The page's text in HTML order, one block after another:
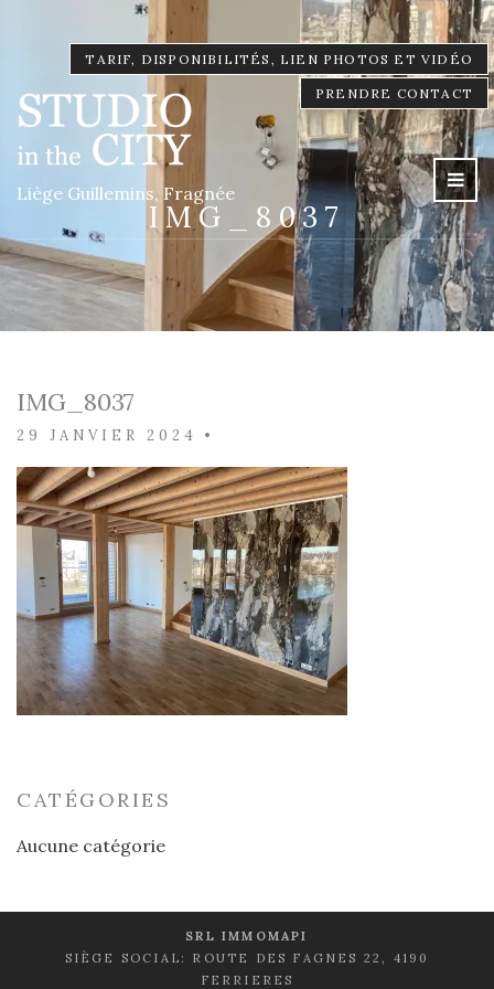
TARIF, DISPONIBILITÉS, LIEN PHOTOS ET VIDÉO
PRENDRE CONTACT
Liège Guillemins, Fragnée
IMG_8037
IMG_8037
29 JANVIER 2024 •
CATÉGORIES
Aucune catégorie
SRL IMMOMAPI
SIÈGE SOCIAL: ROUTE DES FAGNES 22, 4190
FERRIERES